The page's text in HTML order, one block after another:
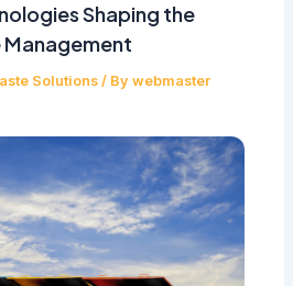
Shaping the
Solutions / Bywebmaster